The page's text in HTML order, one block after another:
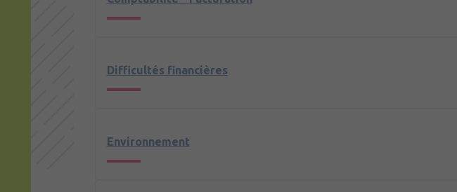
Difficultés financières
Environnement